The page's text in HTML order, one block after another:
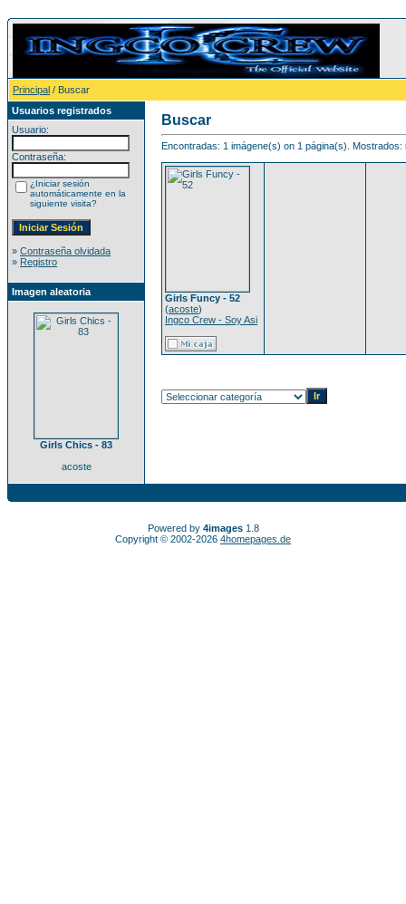
Principal / Buscar
Usuarios registrados
Usuario:
Contraseña:
¿Iniciar sesión
automáticamente en la
siguiente visita?
» Contraseña olvidada
» Registro
Imagen aleatoria
Girls Chics - 83
acoste
Buscar
Encontradas: 1 imágene(s) on 1 página(s). Mostrados:
Girls Funcy - 52
(acoste)
Ingco Crew - Soy Asi
Powered by 4images1.8
Copyright © 2002-2026 4homepages.de